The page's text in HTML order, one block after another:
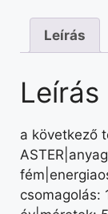
Leírás
Leírás
a következő
csomagolás: